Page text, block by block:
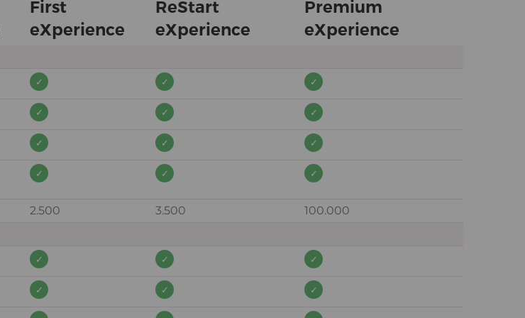
First
eXperience
ReStart
eXperience
Premium
eXperience
2.500 3.500
100.000